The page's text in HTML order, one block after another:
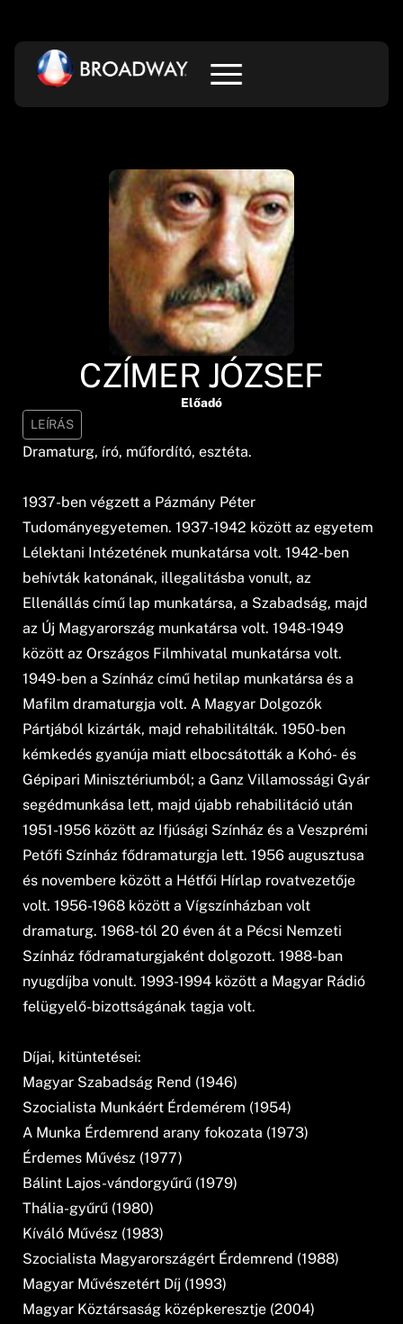
CZÍMER JÓZSEF
Előadó
LEÍRÁS
Dramaturg, író, műfordító, esztéta.
1937-ben végzett a Pázmány Péter
Tudományegyetemen. 1937-1942 között az egyetem
Lélektani Intézetének munkatársa volt. 1942-ben
behívták katonának, illegalitásba vonult, az
Ellenállás című lap munkatársa, a Szabadság, majd
az Új Magyarország munkatársa volt. 1948-1949
között az Országos Filmhivatal munkatársa volt.
1949-ben a Színház című hetilap munkatársa és a
Mafilm dramaturgja volt. A Magyar Dolgozók
Pártjából kizárták, majd rehabilitálták. 1950-ben
kémkedés gyanúja miatt elbocsátották a Kohó- és
Gépipari Minisztériumból; a Ganz Villamossági Gyár
segédmunkása lett, majd újabb rehabilitáció után
1951-1956 között az Ifjúsági Színház és a Veszprémi
Petőfi Színház fődramaturgja lett. 1956 augusztusa
és novembere között a Hétfői Hírlap rovatvezetője
volt. 1956-1968 között a Vígszínházban volt
dramaturg. 1968-tól 20 éven át a Pécsi Nemzeti
Színház fődramaturgjaként dolgozott. 1988-ban
nyugdíjba vonult. 1993-1994 között a Magyar Rádió
felügyelő-bizottságának tagja volt.
Díjai, kitüntetései:
Magyar Szabadság Rend (1946)
Szocialista Munkáért Érdemérem (1954)
A Munka Érdemrend arany fokozata (1973)
Érdemes Művész (1977)
Bálint Lajos-vándorgyűrű (1979)
Thália-gyűrű (1980)
Kíváló Művész (1983)
Szocialista Magyarországért Érdemrend (1988)
Magyar Művészetért Díj (1993)
Magyar Köztársaság középkeresztje (2004)